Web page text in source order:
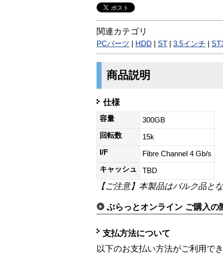
関連カテゴリ
PCパーツ HDD ST 3.5インチ
商品説明
仕様
容量
300GB
回転数
15k
I/F
Fibre Channel 4 Gb/s
キャッシュ
TBD
【ご注意】本製品はバルク品と
ぷらっとオンライン ご購入の
支払方法について
以下のお支払い方法がご利用で